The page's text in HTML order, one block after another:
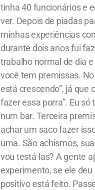
tinha 40 funcionários e
ver. Depois de piadas
minhas experiências
durante dois anos fui
trabalho normal de dia
você tem premissas.
está crescendo”, já que
fazer essa porra”. Eu
num bar. Terceira
achar um saco fazer
uma. São achismos,
vou testá-las? A gente
experimento, se ele
positivo está feito.